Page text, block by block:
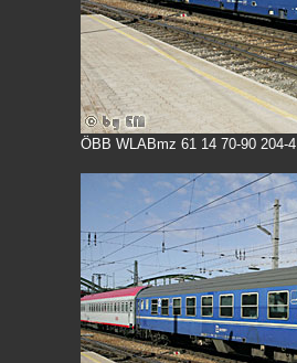
ÖBB WLABmz 61 14 70-90 204-4